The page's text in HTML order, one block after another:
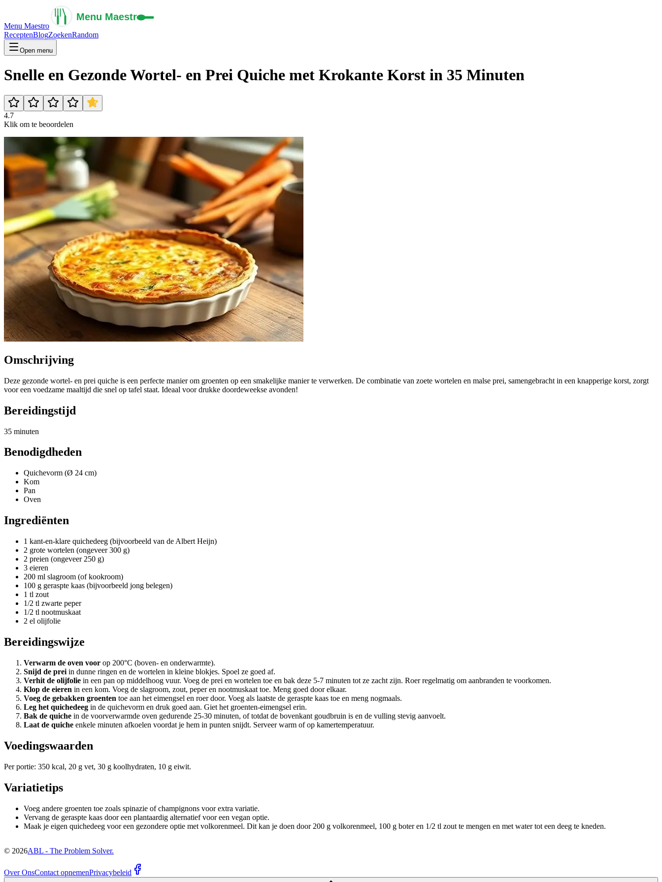
Menu Maestro
ReceptenBlogZoekenRandom
Open menu
Snelle en Gezonde Wortel- en Prei Quiche met Krokante Korst in 35 Minuten
4.7
Klik om te beoordelen
Omschrijving
Deze gezonde wortel- en prei quiche is een perfecte manier om groenten op een smakelijke manier te verwerken. De combinatie van zoete wortelen en malse prei, samengebracht in een knapperige korst, zorgt
voor een voedzame maaltijd die snel op tafel staat. Ideaal voor drukke doordeweekse avonden!
Bereidingstijd
35 minuten
Benodigdheden
Quichevorm (Ø 24 cm)
Kom
Pan
Oven
Ingrediënten
1 kant-en-klare quichedeeg (bijvoorbeeld van de Albert Heijn)
2 grote wortelen (ongeveer 300 g)
2 preien (ongeveer 250 g)
3 eieren
200 ml slagroom (of kookroom)
100 g geraspte kaas (bijvoorbeeld jong belegen)
1 tl zout
1/2 tl zwarte peper
1/2 tl nootmuskaat
2 el olijfolie
Bereidingswijze
Verwarm de oven voor op 200°C (boven- en onderwarmte).
Snijd de prei in dunne ringen en de wortelen in kleine blokjes. Spoel ze goed af.
Verhit de olijfolie in een pan op middelhoog vuur. Voeg de prei en wortelen toe en bak deze 5-7 minuten tot ze zacht zijn. Roer regelmatig om aanbranden te voorkomen.
Klop de eieren in een kom. Voeg de slagroom, zout, peper en nootmuskaat toe. Meng goed door elkaar.
Voeg de gebakken groenten toe aan het eimengsel en roer door. Voeg als laatste de geraspte kaas toe en meng nogmaals.
Leg het quichedeeg in de quichevorm en druk goed aan. Giet het groenten-eimengsel erin.
Bak de quiche in de voorverwarmde oven gedurende 25-30 minuten, of totdat de bovenkant goudbruin is en de vulling stevig aanvoelt.
Laat de quiche enkele minuten afkoelen voordat je hem in punten snijdt. Serveer warm of op kamertemperatuur.
Voedingswaarden
Per portie: 350 kcal, 20 g vet, 30 g koolhydraten, 10 g eiwit.
Variatietips
Voeg andere groenten toe zoals spinazie of champignons voor extra variatie.
Vervang de geraspte kaas door een plantaardig alternatief voor een vegan optie.
Maak je eigen quichedeeg voor een gezondere optie met volkorenmeel. Dit kan je doen door 200 g volkorenmeel, 100 g boter en 1/2 tl zout te mengen en met water tot een deeg te kneden.
© 2026ABL - The Problem Solver.
Over OnsContact opnemenPrivacybeleid